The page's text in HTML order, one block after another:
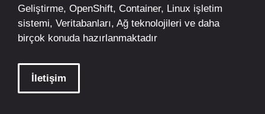
Geliştirme, OpenShift, Container, Linux işletim
sistemi, Veritabanları, Ağ teknolojileri ve daha
birçok konuda hazırlanmaktadır
İletişim